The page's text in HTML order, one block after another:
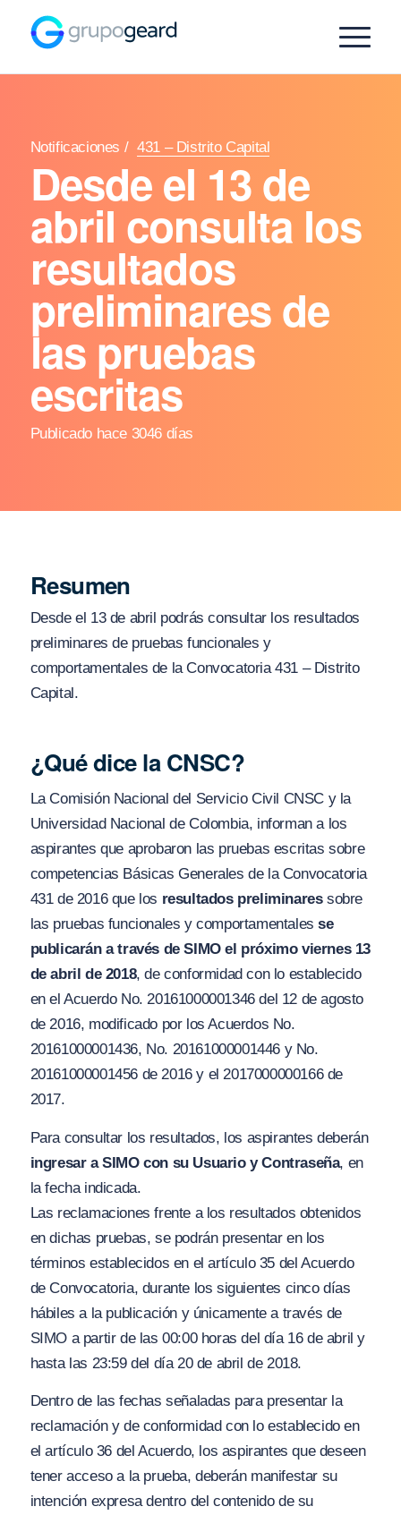
Notificaciones / 431 – Distrito Capital
Desde el 13 de
abril consulta los
resultados
preliminares de
las pruebas
escritas
Publicado hace 3046 días
Resumen
Desde el 13 de abril podrás consultar los resultados
preliminares de pruebas funcionales y
comportamentales de la Convocatoria 431 – Distrito
Capital.
¿Qué dice la CNSC?
La Comisión Nacional del Servicio Civil CNSC y la
Universidad Nacional de Colombia, informan a los
aspirantes que aprobaron las pruebas escritas sobre
competencias Básicas Generales de la Convocatoria
431 de 2016 que los resultados preliminaressobre
las pruebas funcionales y comportamentalesse
publicarán a través de SIMO el próximo viernes 13
de abril de 2018, de conformidad con lo establecido
en el Acuerdo No. 20161000001346 del 12 de agosto
de 2016, modificado por los Acuerdos No.
20161000001436, No. 20161000001446 y No.
20161000001456 de 2016 y el 2017000000166 de
2017.
Para consultar los resultados, los aspirantes deberán
ingresar a SIMO con su Usuario y Contraseña, en
la fecha indicada.
Las reclamaciones frente a los resultados obtenidos
en dichas pruebas, se podrán presentar en los
términos establecidos en el artículo 35 del Acuerdo
de Convocatoria, durante los siguientes cinco días
hábiles a la publicación y únicamente a través de
SIMO a partir de las 00:00 horas del día 16 de abril y
hasta las 23:59 del día 20 de abril de 2018.
Dentro de las fechas señaladas para presentar la
reclamación y de conformidad con lo establecido en
el artículo 36 del Acuerdo, los aspirantes que deseen
tener acceso a la prueba, deberán manifestar su
intención expresa dentro del contenido de su